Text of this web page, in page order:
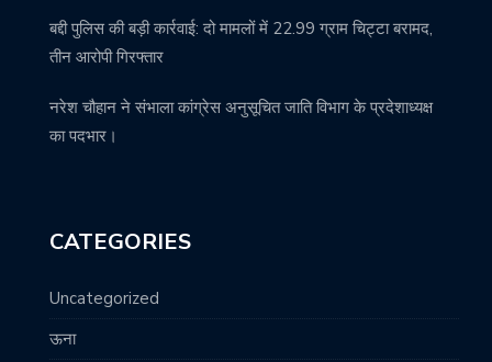
बद्दी पुलिस की बड़ी कार्रवाई: दो मामलों में 22.99 ग्राम चिट्टा बरामद,
तीन आरोपी गिरफ्तार
नरेश चौहान ने संभाला कांग्रेस अनुसूचित जाति विभाग के प्रदेशाध्यक्ष
का पदभार।
CATEGORIES
Uncategorized
ऊना